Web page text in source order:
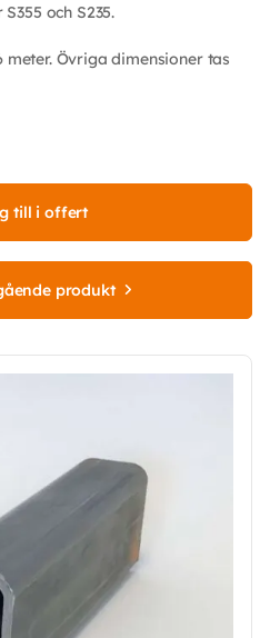
och S235.
Övriga dimensioner tas
till i offert
produkt